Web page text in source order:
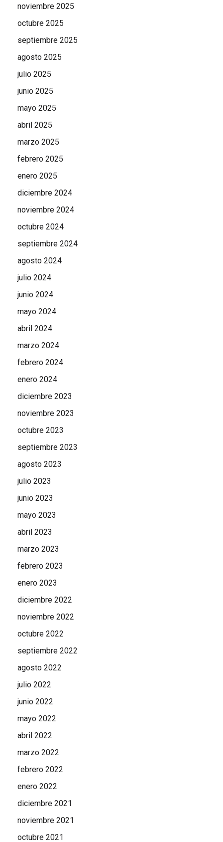
noviembre 2025
octubre 2025
septiembre 2025
agosto 2025
julio 2025
junio 2025
mayo 2025
abril 2025
marzo 2025
febrero 2025
enero 2025
diciembre 2024
noviembre 2024
octubre 2024
septiembre 2024
agosto 2024
julio 2024
junio 2024
mayo 2024
abril 2024
marzo 2024
febrero 2024
enero 2024
diciembre 2023
noviembre 2023
octubre 2023
septiembre 2023
agosto 2023
julio 2023
junio 2023
mayo 2023
abril 2023
marzo 2023
febrero 2023
enero 2023
diciembre 2022
noviembre 2022
octubre 2022
septiembre 2022
agosto 2022
julio 2022
junio 2022
mayo 2022
abril 2022
marzo 2022
febrero 2022
enero 2022
diciembre 2021
noviembre 2021
octubre 2021